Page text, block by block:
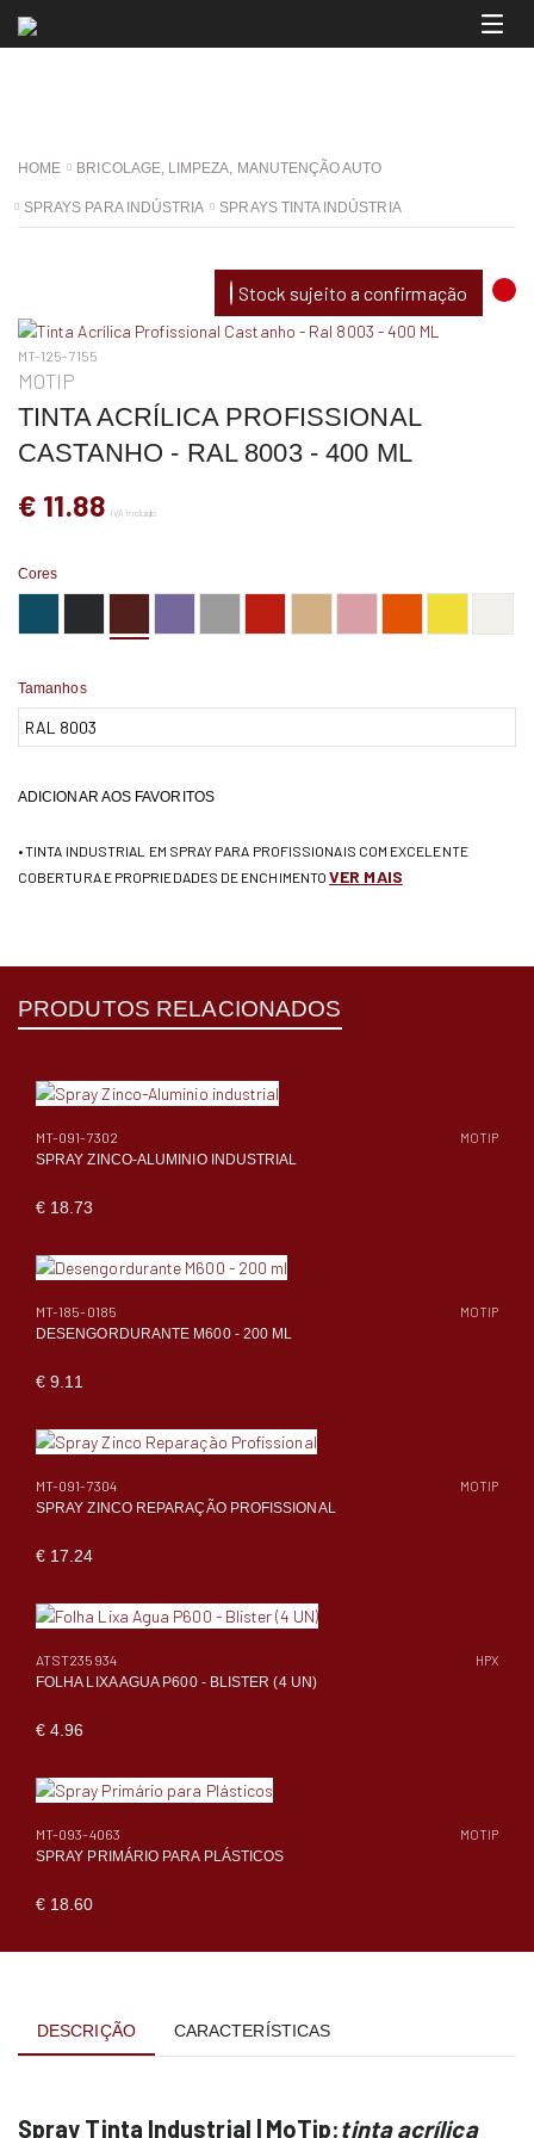
HOME BRICOLAGE, LIMPEZA, MANUTENÇÃO AUTO
SPRAYS PARA INDÚSTRIA SPRAYS TINTA INDÚSTRIA
Stock sujeito a confirmação
MT-125-7155
MOTIP
TINTA ACRÍLICA PROFISSIONAL
CASTANHO - RAL 8003 - 400 ML
€ 11.88 IVA incluído
Cores
Tamanhos
ADICIONAR AOS FAVORITOS
• TINTA INDUSTRIAL EM SPRAY PARA PROFISSIONAIS COM EXCELENTE
COBERTURA E PROPRIEDADES DE ENCHIMENTOVER MAIS
PRODUTOS RELACIONADOS
MT-091-7302 MOTIP
SPRAY ZINCO-ALUMINIO INDUSTRIAL
€ 18.73
MT-185-0185 MOTIP
DESENGORDURANTE M600 - 200 ML
€ 9.11
MT-091-7304 MOTIP
SPRAY ZINCO REPARAÇÃO PROFISSIONAL
€ 17.24
ATST235934 HPX
FOLHA LIXA AGUA P600 - BLISTER (4 UN)
€ 4.96
MT-093-4063 MOTIP
SPRAY PRIMÁRIO PARA PLÁSTICOS
€ 18.60
DESCRIÇÃO CARACTERÍSTICAS
Spray Tinta Industrial | MoTip:tinta acrílica